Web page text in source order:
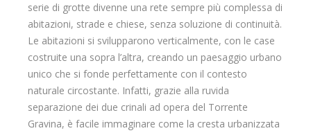
serie di grotte divenne una rete sempre più complessa di
abitazioni, strade e chiese, senza soluzione di continuità.
Le abitazioni si svilupparono verticalmente, con le case
costruite una sopra l’altra, creando un paesaggio urbano
unico che si fonde perfettamente con il contesto
naturale circostante. Infatti, grazie alla ruvida
separazione dei due crinali ad opera del Torrente
Gravina, è facile immaginare come la cresta urbanizzata